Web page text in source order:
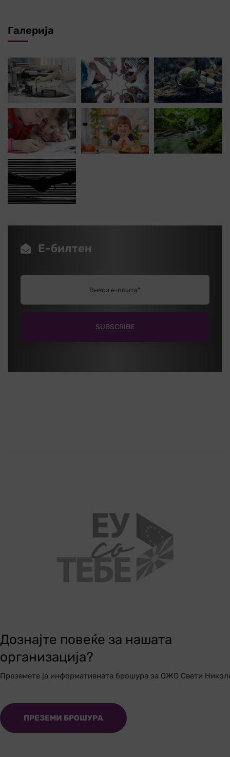
Галерија
Е-билтен
Дознајте повеќе за нашата
организација?
Преземете ја информативната брошура за ОЖО Свети
ПРЕЗЕМИ БРОШУРА